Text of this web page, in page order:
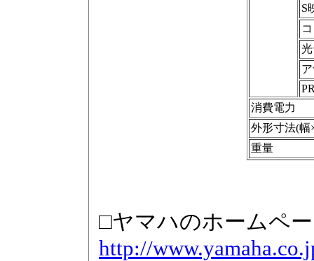
S
消費電力
外形寸法(幅
重量
□ヤマハのホームペ
http://